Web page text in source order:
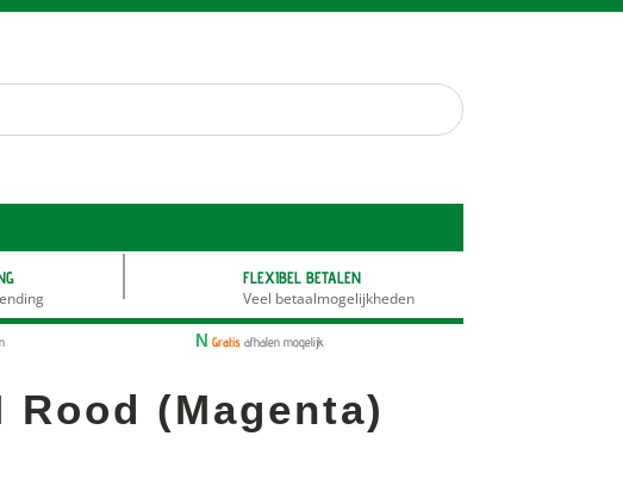
FLEXIBEL BETALEN
Veel betaalmogelijkheden
N Gratis afhalen mogelijk
(Magenta)